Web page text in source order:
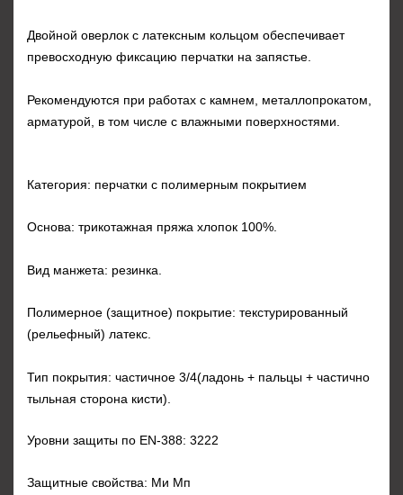
Двойной оверлок с латексным кольцом обеспечивает
превосходную фиксацию перчатки на запястье.
Рекомендуются при работах с камнем, металлопрокатом,
арматурой, в том числе с влажными поверхностями.
Категория: перчатки с полимерным покрытием
Основа: трикотажная пряжа хлопок 100%.
Вид манжета: резинка.
Полимерное (защитное) покрытие: текстурированный
(рельефный) латекс.
Тип покрытия: частичное 3/4(ладонь + пальцы + частично
тыльная сторона кисти).
Уровни защиты по EN-388: 3222
Защитные свойства: Ми Мп